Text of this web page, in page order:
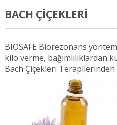
BACH ÇİÇEKLERİ
BIOSAFE Biorezonans
kilo verme, bağımlılıklardan
Bach Çiçekleri Terapilerinden